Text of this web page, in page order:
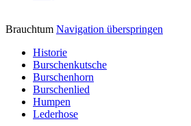
Brauchtum Navigation überspringen
Historie
Burschenkutsche
Burschenhorn
Burschenlied
Humpen
Lederhose